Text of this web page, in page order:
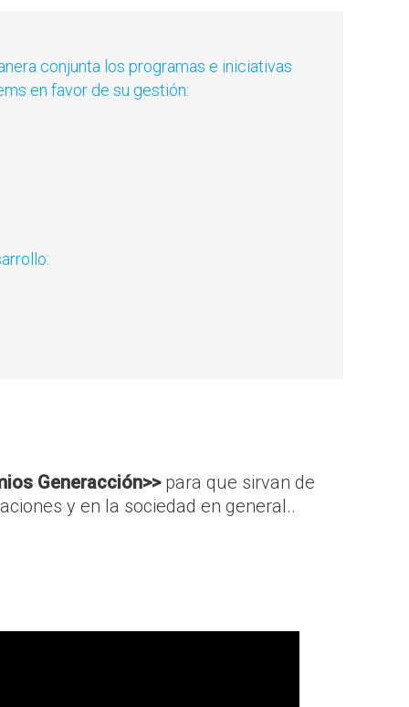
conjunta los programas e iniciativas
en favor de su gestión:
Generacción>>para que sirvan de
y en la sociedad en general..